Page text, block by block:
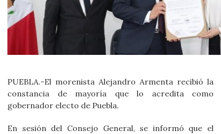
PUEBLA.-El morenista Alejandro Armenta recibió la
constancia de mayoría que lo acredita como
gobernador electo de Puebla.
En sesión del Consejo General, se informó que el